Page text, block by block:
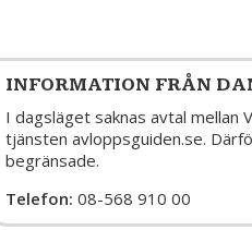
INFORMATION FRÅN
I dagsläget saknas avtal mellan
tjänsten avloppsguiden.se.
begränsade.
Telefon: 08-568 910 00